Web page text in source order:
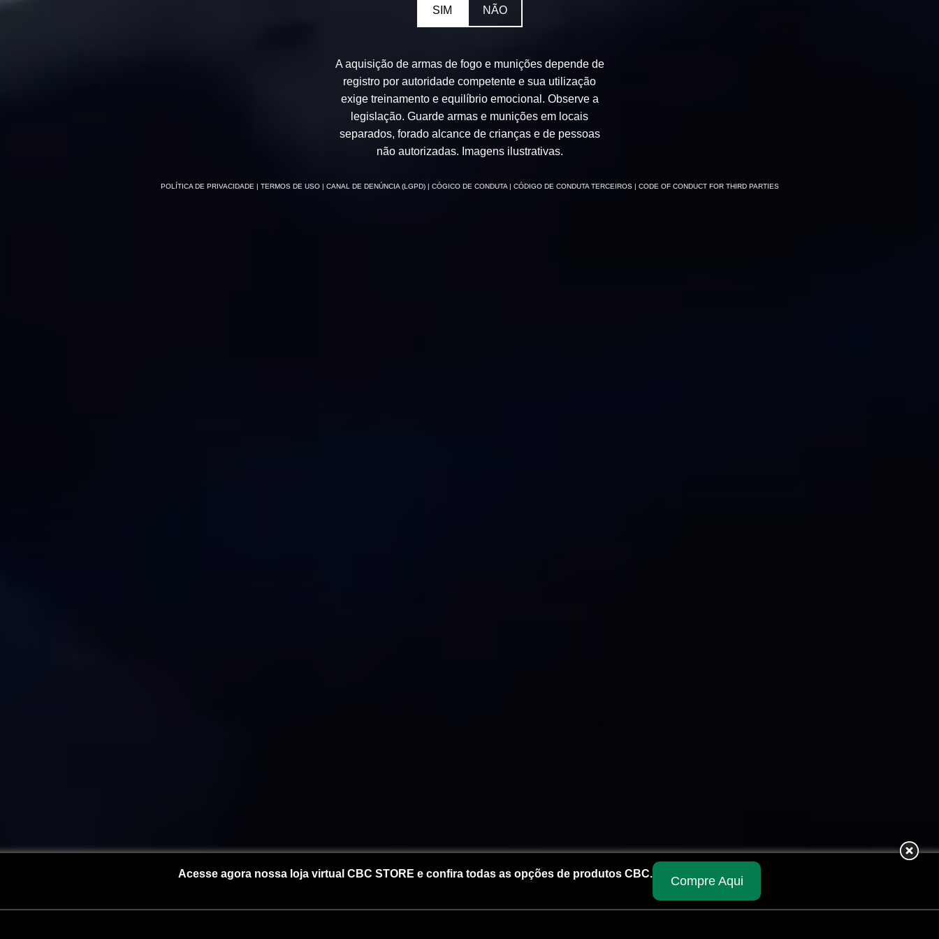
SIM NÃO
A aquisição de armas de fogo e munições depende de
registro por autoridade competente e sua utilização
exige treinamento e equilíbrio emocional. Observe a
legislação. Guarde armas e munições em locais
separados, forado alcance de crianças e de pessoas
não autorizadas. Imagens ilustrativas.
POLÍTICA DE PRIVACIDADE | TERMOS DE USO | CANAL DE DENÚNCIA (LGPD) | CÓGICO DE CONDUTA | CÓDIGO DE CONDUTA TERCEIROS | CODE OF CONDUCT FOR THIRD PARTIES
Acesse agora nossa loja virtual CBC STORE e confira todas as opções de produtos CBC.
Compre Aqui